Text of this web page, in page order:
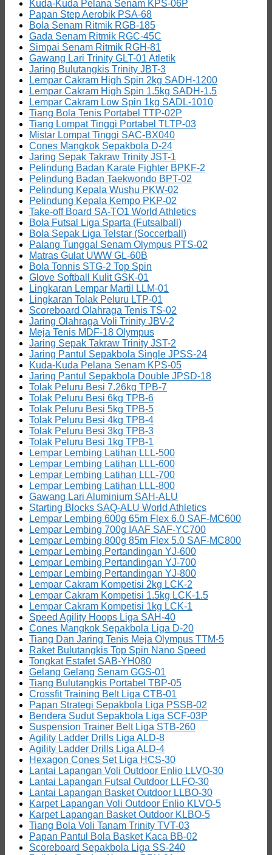
Kuda-Kuda Pelana Senam KPS-06P
Papan Step Aerobik PSA-68
Bola Senam Ritmik RGB-185
Gada Senam Ritmik RGC-45C
Simpai Senam Ritmik RGH-81
Gawang Lari Trinity GLT-01 Atletik
Jaring Bulutangkis Trinity JBT-3
Lempar Cakram High Spin 2kg SADH-1200
Lempar Cakram High Spin 1.5kg SADH-1.5
Lempar Cakram Low Spin 1kg SADL-1010
Tiang Bola Tenis Portabel TTP-02P
Tiang Lompat Tinggi Portabel TLTP-03
Mistar Lompat Tinggi SAC-BX040
Cones Mangkok Sepakbola D-24
Jaring Sepak Takraw Trinity JST-1
Pelindung Badan Karate Fighter BPKF-2
Pelindung Badan Taekwondo BPT-02
Pelindung Kepala Wushu PKW-02
Pelindung Kepala Kempo PKP-02
Take-off Board SA-TO1 World Athletics
Bola Futsal Liga Sparta (Futsalball)
Bola Sepak Liga Telstar (Soccerball)
Palang Tunggal Senam Olympus PTS-02
Matras Gulat UWW GL-60B
Bola Tonnis STG-2 Top Spin
Glove Softball Kulit GSK-01
Lingkaran Lempar Martil LLM-01
Lingkaran Tolak Peluru LTP-01
Scoreboard Olahraga Tenis TS-02
Jaring Olahraga Voli Trinity JBV-2
Meja Tenis MDF-18 Olympus
Jaring Sepak Takraw Trinity JST-2
Jaring Pantul Sepakbola Single JPSS-24
Kuda-Kuda Pelana Senam KPS-05
Jaring Pantul Sepakbola Double JPSD-18
Tolak Peluru Besi 7.26kg TPB-7
Tolak Peluru Besi 6kg TPB-6
Tolak Peluru Besi 5kg TPB-5
Tolak Peluru Besi 4kg TPB-4
Tolak Peluru Besi 3kg TPB-3
Tolak Peluru Besi 1kg TPB-1
Lempar Lembing Latihan LLL-500
Lempar Lembing Latihan LLL-600
Lempar Lembing Latihan LLL-700
Lempar Lembing Latihan LLL-800
Gawang Lari Aluminium SAH-ALU
Starting Blocks SAQ-ALU World Athletics
Lempar Lembing 600g 65m Flex 6.0 SAF-MC600
Lempar Lembing 700g IAAF SAF-YC700
Lempar Lembing 800g 85m Flex 5.0 SAF-MC800
Lempar Lembing Pertandingan YJ-600
Lempar Lembing Pertandingan YJ-700
Lempar Lembing Pertandingan YJ-800
Lempar Cakram Kompetisi 2kg LCK-2
Lempar Cakram Kompetisi 1.5kg LCK-1.5
Lempar Cakram Kompetisi 1kg LCK-1
Speed Agility Hoops Liga SAH-40
Cones Mangkok Sepakbola Liga D-20
Tiang Dan Jaring Tenis Meja Olympus TTM-5
Raket Bulutangkis Top Spin Nano Speed
Tongkat Estafet SAB-YH080
Gelang Gelang Senam GGS-01
Tiang Bulutangkis Portabel TBP-05
Crossfit Training Belt Liga CTB-01
Papan Strategi Sepakbola Liga PSSB-02
Bendera Sudut Sepakbola Liga SCF-03P
Suspension Trainer Belt Liga STB-260
Agility Ladder Drills Liga ALD-8
Agility Ladder Drills Liga ALD-4
Hexagon Cones Set Liga HCS-30
Lantai Lapangan Voli Outdoor Enlio LLVO-30
Lantai Lapangan Futsal Outdoor LLFO-30
Lantai Lapangan Basket Outdoor LLBO-30
Karpet Lapangan Voli Outdoor Enlio KLVO-5
Karpet Lapangan Basket Outdoor KLBO-5
Tiang Bola Voli Tanam Trinity TVT-03
Papan Pantul Bola Basket Kaca BB-02
Scoreboard Sepakbola Liga SS-240